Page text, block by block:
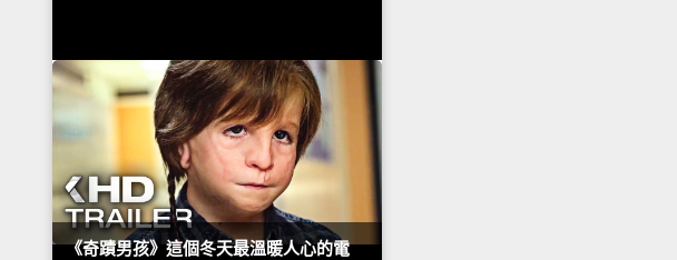
《奇蹟男孩》這個冬天最溫暖人心的電